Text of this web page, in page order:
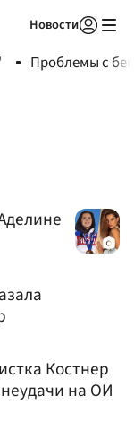
Новости
Проблемы с
Костнер
на ОИ